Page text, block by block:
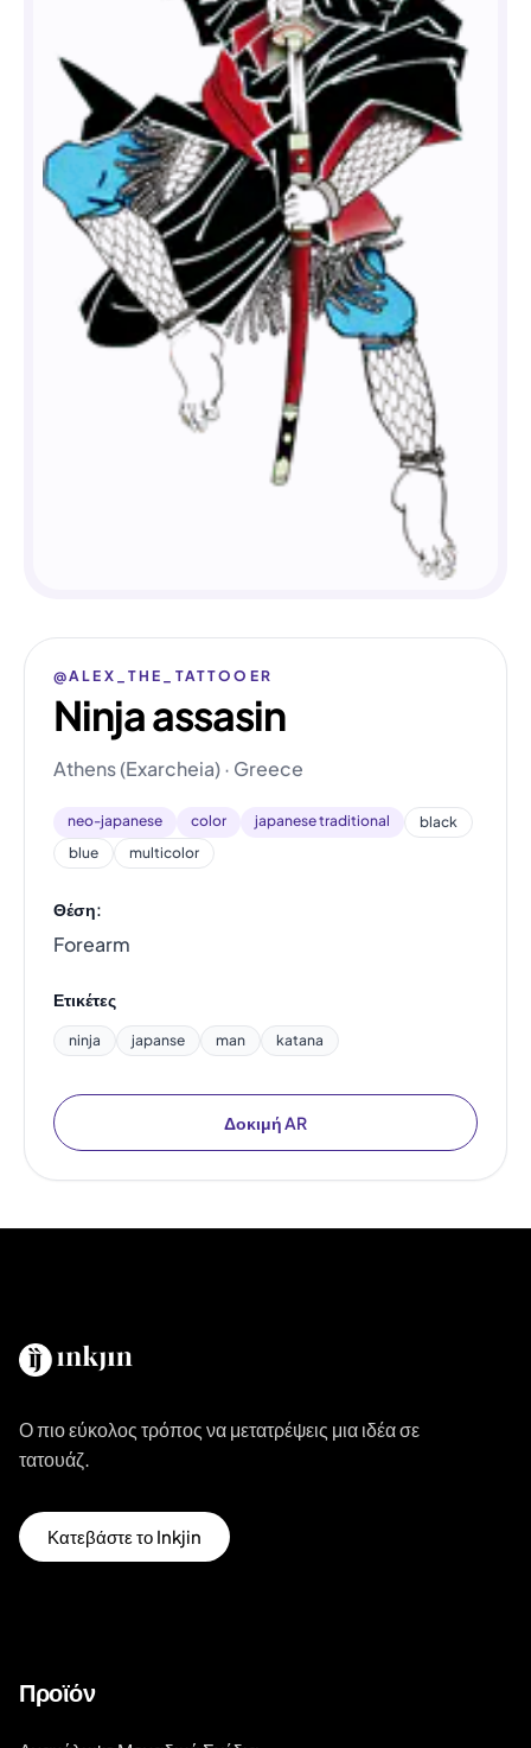
@ALEX_THE_TATTOOER
Ninja assasin
Athens (Exarcheia) · Greece
neo-japanese color japanese traditional
black
blue
multicolor
Θέση:
Forearm
Ετικέτες
ninja japanse man katana
Δοκιμή AR
Ο πιο εύκολος τρόπος να μετατρέψεις μια ιδέα σε
τατουάζ.
Κατεβάστε το Inkjin
Προϊόν